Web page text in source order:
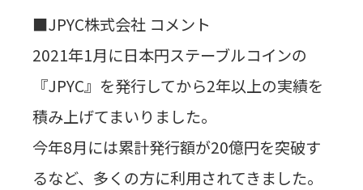
■JPYC株式会社 コメント
2021年1月に日本円ステーブルコインの
『JPYC』を発行してから2年以上の実績を
積み上げてまいりました。
今年8月には累計発行額が20億円を突破す
るなど、多くの方に利用されてきました。